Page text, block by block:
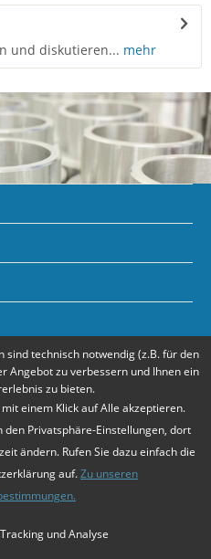
und diskutieren... mehr
beschrieben
sind technisch notwendig (z.B. für den
Angebot zu verbessern und Ihnen ein
zu bieten.
einem Klick auf Alle akzeptieren.
Privatsphäre-Einstellungen, dort
ändern. Rufen Sie dazu einfach die
auf.Zu unseren
Tracking und Analyse